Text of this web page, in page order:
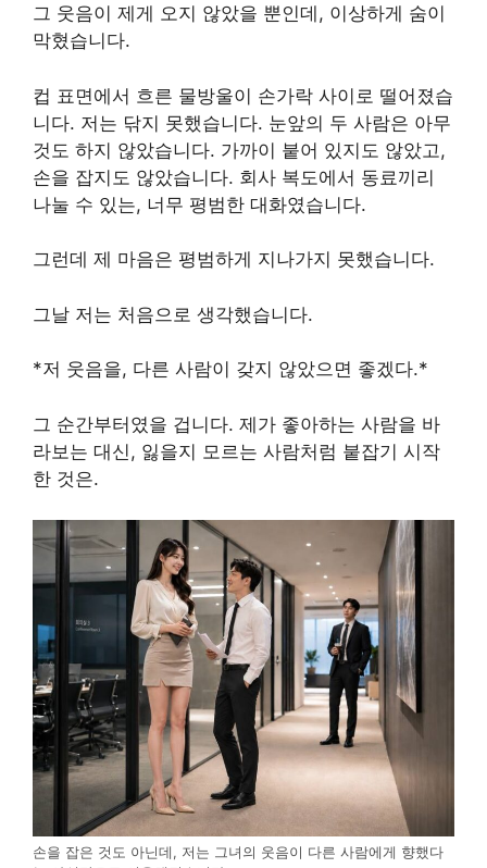
그 웃음이 제게 오지 않았을 뿐인데, 이상하게 숨이
막혔습니다.
컵 표면에서 흐른 물방울이 손가락 사이로 떨어졌습
니다. 저는 닦지 못했습니다. 눈앞의 두 사람은 아무
것도 하지 않았습니다. 가까이 붙어 있지도 않았고,
손을 잡지도 않았습니다. 회사 복도에서 동료끼리
나눌 수 있는, 너무 평범한 대화였습니다.
그런데 제 마음은 평범하게 지나가지 못했습니다.
그날 저는 처음으로 생각했습니다.
*저 웃음을, 다른 사람이 갖지 않았으면 좋겠다.*
그 순간부터였을 겁니다. 제가 좋아하는 사람을 바
라보는 대신, 잃을지 모르는 사람처럼 붙잡기 시작
한 것은.
손을 잡은 것도 아닌데, 저는 그녀의 웃음이 다른 사람에게 향했다